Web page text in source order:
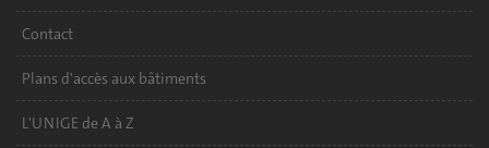
Contact
Plans d'accès aux bâtiments
L'UNIGE de A à Z